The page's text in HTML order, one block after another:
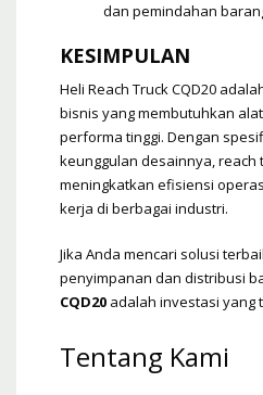
dan pemindahan
KESIMPULAN
Heli Reach Truck CQD20
bisnis yang membutuhkan
performa tinggi. Dengan
keunggulan desainnya, reach
meningkatkan efisiensi
kerja di berbagai industri.
Jika Anda mencari solusi
penyimpanan dan distribusi
CQD20 adalah investasi yang
Tentang Kami